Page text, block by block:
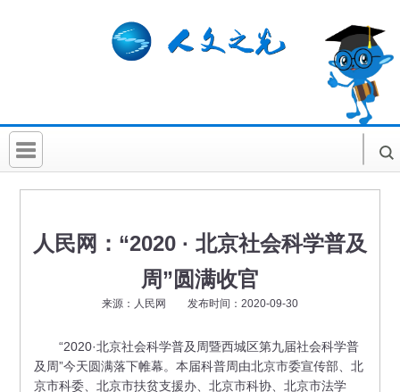
首 页
科普活动
人民网：“2020 · 北京社会科学普及
周”圆满收官
来源：人民网 发布时间：2020-09-30
“2020·北京社会科学普及周暨西城区第九届社会科学普
及周”今天圆满落下帷幕。本届科普周由北京市委宣传部、北
京市科委、北京市扶贫支援办、北京市科协、北京市法学